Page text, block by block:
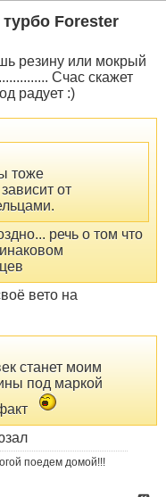
Forester
резину или мокрый
Счас скажет
радует :)
тоже
от
речь о том что
вето на
станет моим
под маркой
поедем домой!!!